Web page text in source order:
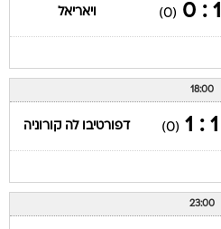
1 : 0
(0) ויאריאל
18:00
1 : 1
(0) דפורטיבו לה קורוניה
23:00